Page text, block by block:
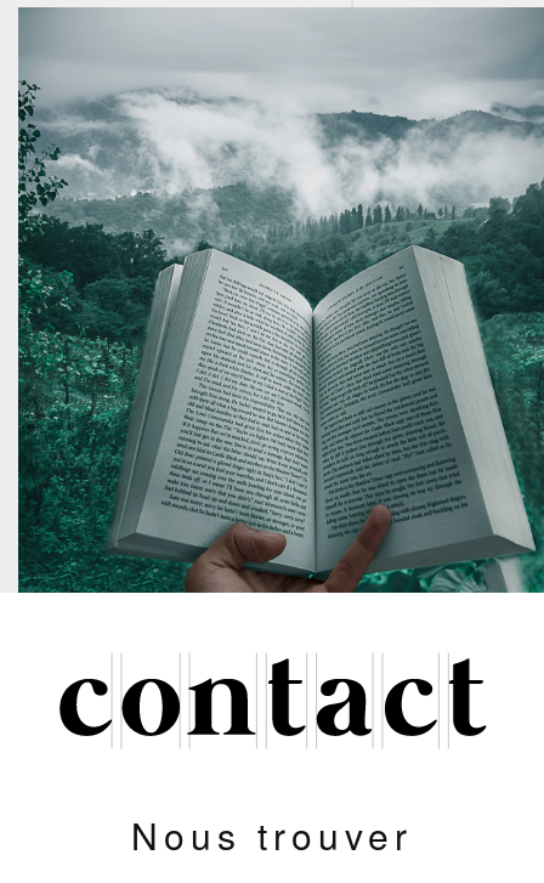
Nous trouver